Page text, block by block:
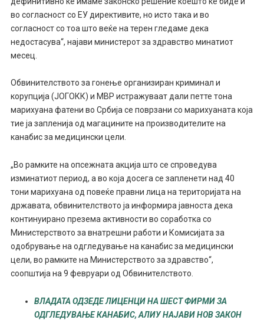
во согласност со ЕУ директивите, но исто така и во
согласност со тоа што веќе на терен гледаме дека
недостасува“, најави министерот за здравство минатиот
месец.
Обвинителството за гонење организиран криминал и
корупција (ЈОГОКК) и МВР истражуваат дали петте тона
марихуана фатени во Србија се поврзани со марихуаната која
тие ја запленија од магацините на производителите на
канабис за медицински цели.
„Во рамките на опсежната акција што се спроведува
изминатиот период, а во која досега се запленети над 40
тони марихуана од повеќе правни лица на територијата на
државата, обвинителството ја информира јавноста дека
континуирано презема активности во соработка со
Министерството за внатрешни работи и Комисијата за
одобрување на одгледување на канабис за медицински
цели, во рамките на Министерството за здравство“,
соопштија на 9 февруари од Обвинителството.
ВЛАДАТА ОДЗЕДЕ ЛИЦЕНЦИ НА ШЕСТ ФИРМИ ЗА
ОДГЛЕДУВАЊЕ КАНАБИС, АЛИУ НАЈАВИ НОВ ЗАКОН